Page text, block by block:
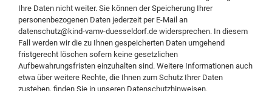
Ihre Daten nicht weiter. Sie können der Speicherung Ihrer
personenbezogenen Daten jederzeit per E-Mail an
datenschutz@kind-vamv-duesseldorf.de widersprechen. In diesem
Fall werden wir die zu Ihnen gespeicherten Daten umgehend
fristgerecht löschen sofern keine gesetzlichen
Aufbewahrungsfristen einzuhalten sind. Weitere Informationen auch
etwa über weitere Rechte, die Ihnen zum Schutz Ihrer Daten
zustehen, finden Sie in unseren Datenschutzhinweisen.